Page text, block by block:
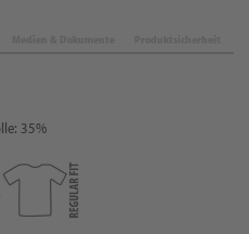
35%